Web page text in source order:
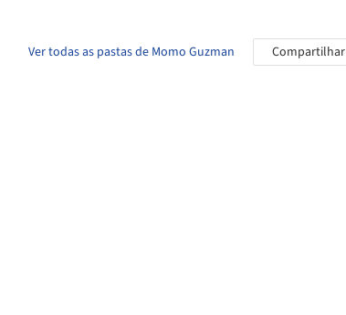
Ver todas as pastas de Momo Guzman Compartilhar